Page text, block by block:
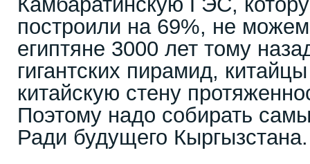
построили на 69%, не
египтяне 3000 лет тому
гигантских пирамид,
китайскую стену
Поэтому надо собирать
Ради будущего